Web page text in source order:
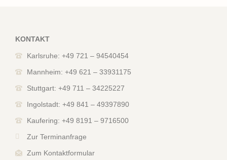
KONTAKT
Karlsruhe: +49 721 – 94540454
Mannheim: +49 621 – 33931175
Stuttgart: +49 711 – 34225227
Ingolstadt: +49 841 – 49397890
Kaufering: +49 8191 – 9716500
Zur Terminanfrage
Zum Kontaktformular